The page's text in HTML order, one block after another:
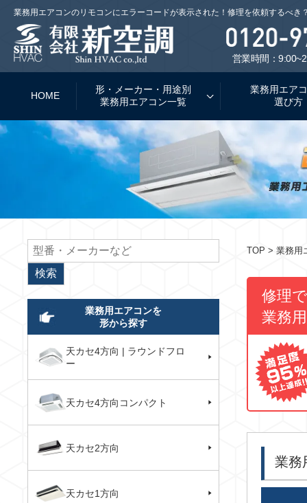
業務用エアコンのリモコンにエラーコードが表示された！修理を依頼するべき
営業時間：
HOME
形・メーカー・用途別
業務用エアコン一覧
業務用エア
選び方
TOP > 業務用
修理で
業務
業務
業務用エアコンを
形から探す
天カセ4方向 | ラウンドフロ
ー
天カセ4方向コンパクト
天カセ2方向
天カセ1方向